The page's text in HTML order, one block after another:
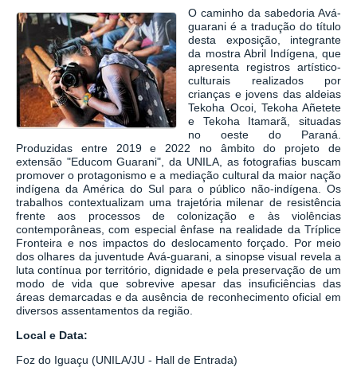
O caminho da sabedoria Avá-
guarani é a tradução do título
desta exposição, integrante
da mostra Abril Indígena, que
apresenta registros artístico-
culturais realizados por
crianças e jovens das aldeias
Tekoha Ocoi, Tekoha Añetete
e Tekoha Itamarã, situadas
no oeste do Paraná.
Produzidas entre 2019 e 2022 no âmbito do projeto de
extensão "Educom Guarani", da UNILA, as fotografias buscam
promover o protagonismo e a mediação cultural da maior nação
indígena da América do Sul para o público não-indígena. Os
trabalhos contextualizam uma trajetória milenar de resistência
frente aos processos de colonização e às violências
contemporâneas, com especial ênfase na realidade da Tríplice
Fronteira e nos impactos do deslocamento forçado. Por meio
dos olhares da juventude Avá-guarani, a sinopse visual revela a
luta contínua por território, dignidade e pela preservação de um
modo de vida que sobrevive apesar das insuficiências das
áreas demarcadas e da ausência de reconhecimento oficial em
diversos assentamentos da região.
Local e Data:
Foz do Iguaçu (UNILA/JU - Hall de Entrada)